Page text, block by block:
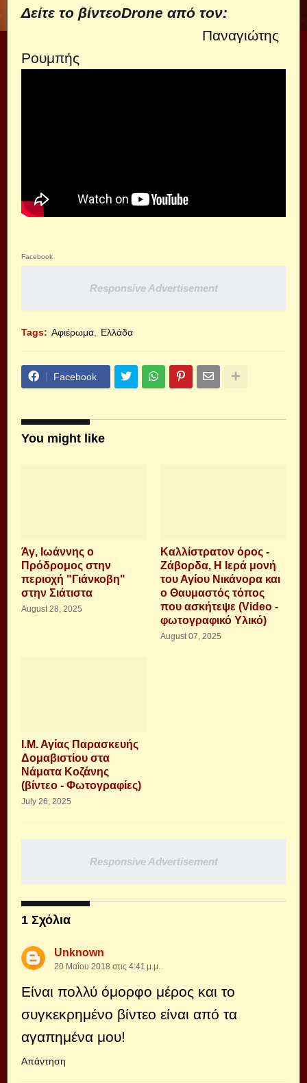
Δείτε το βίντεοDrone από τον:
Παναγιώτης
Ρουμπής
Facebook
Responsive Advertisement
Tags: Αφιέρωμα Ελλάδα
Facebook
You might like
Άγ, Ιωάννης ο
Πρόδρομος στην
περιοχή "Γιάνκοβη"
στην Σιάτιστα
August 28, 2025
Καλλίστρατον όρος -
Ζάβορδα, Η Ιερά μονή
του Αγίου Νικάνορα και
ο Θαυμαστός τόπος
που ασκήτεψε (Video -
φωτογραφικό Υλικό)
August 07, 2025
Ι.Μ. Αγίας Παρασκευής
Δομαβιστίου στα
Νάματα Κοζάνης
(βίντεο - Φωτογραφίες)
July 26, 2025
Responsive Advertisement
1 Σχόλια
Unknown
20 Μαΐου 2018 στις 4:41 μ.μ.
Είναι πολλύ όμορφο μέρος και το
συγκεκρημένο βίντεο είναι από τα
αγαπημένα μου!
Απάντηση